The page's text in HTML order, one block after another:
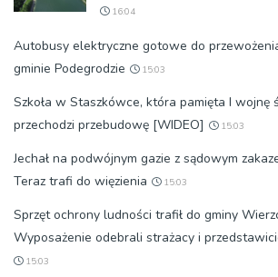
16:04
Autobusy elektryczne gotowe do
gminie Podegrodzie
15:03
Szkoła w Staszkówce, która pamięta I wojnę
przechodzi przebudowę [WIDEO]
15:03
Jechał na podwójnym gazie z sądowym
Teraz trafi do więzienia
15:03
Sprzęt ochrony ludności trafił do gminy
Wyposażenie odebrali strażacy i
15:03